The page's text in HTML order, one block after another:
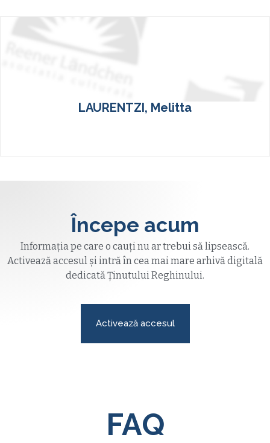
LAURENTZI, Melitta
Începe acum
Informația pe care o cauți nu ar trebui să lipsească.
Activează accesul și intră în cea mai mare arhivă digitală
dedicată Ținutului Reghinului.
Activează accesul
FAQ